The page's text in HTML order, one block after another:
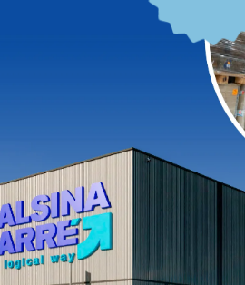
SEGÜENT
Hem assistit al SITL Paris